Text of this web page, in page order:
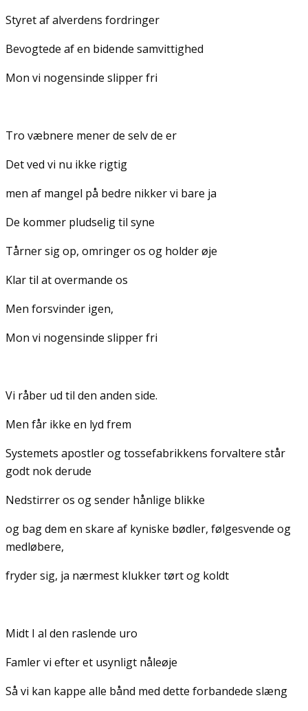
Styret af alverdens fordringer
Bevogtede af en bidende samvittighed
Mon vi nogensinde slipper fri
Tro væbnere mener de selv de er
Det ved vi nu ikke rigtig
men af mangel på bedre nikker vi bare ja
De kommer pludselig til syne
Tårner sig op, omringer os og holder øje
Klar til at overmande os
Men forsvinder igen,
Mon vi nogensinde slipper fri
Vi råber ud til den anden side.
Men får ikke en lyd frem
Systemets apostler og tossefabrikkens forvaltere står
godt nok derude
Nedstirrer os og sender hånlige blikke
og bag dem en skare af kyniske bødler, følgesvende og
medløbere,
fryder sig, ja nærmest klukker tørt og koldt
Midt I al den raslende uro
Famler vi efter et usynligt nåleøje
Så vi kan kappe alle bånd med dette forbandede slæng